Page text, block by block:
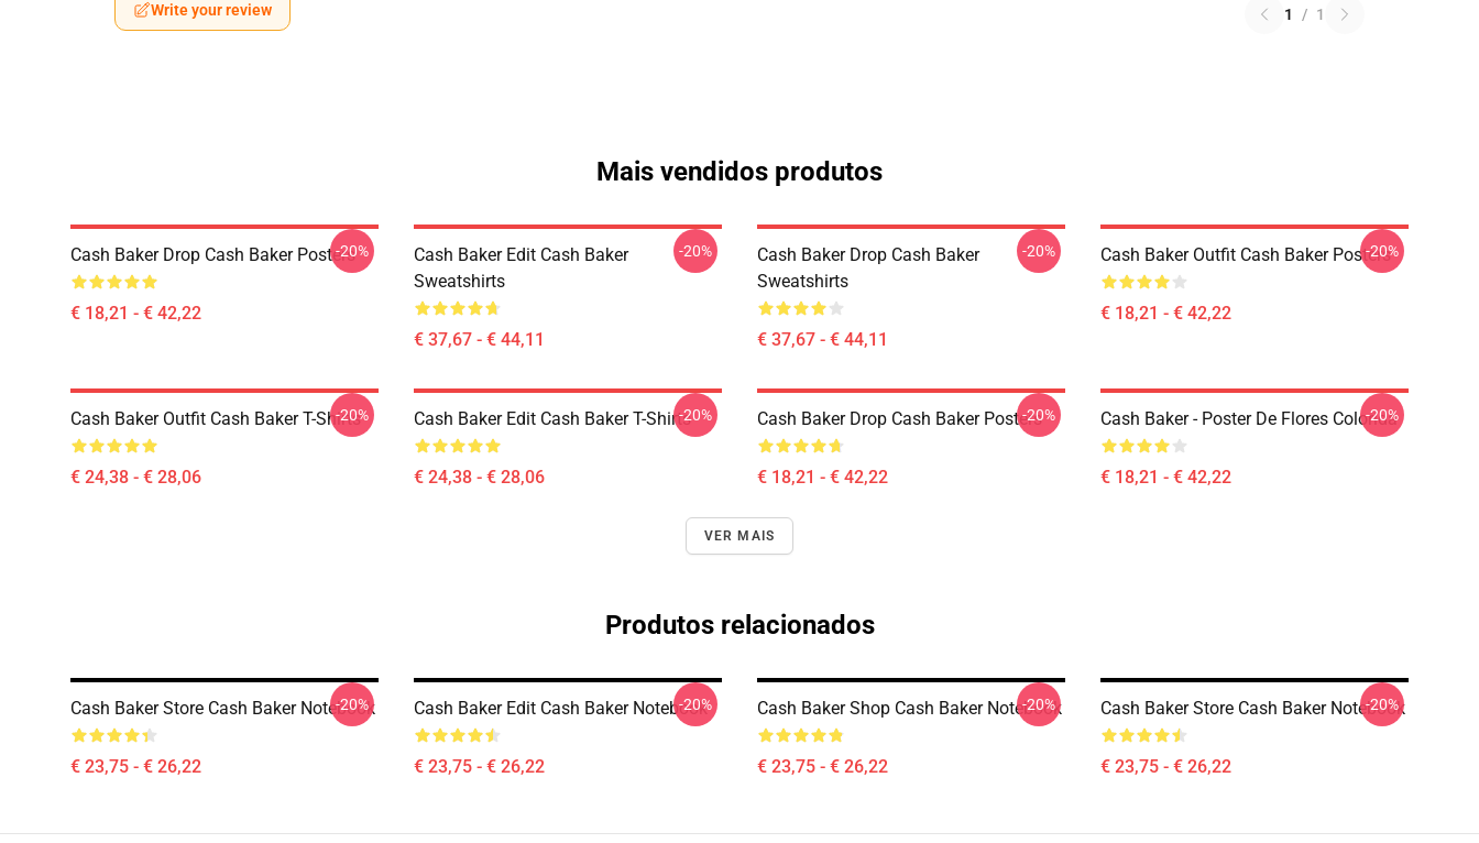
Write your review 1 / 1
Mais vendidos produtos
Cash Baker Drop Cash Baker Posters
€ 18,21 - € 42,22
-20%
Cash Baker Edit Cash Baker
Sweatshirts
€ 37,67 - € 44,11
-20%
Cash Baker Drop Cash Baker
Sweatshirts
€ 37,67 - € 44,11
-20% Cash Baker Outfit Cash Baker Posters
€ 18,21 - € 42,22
-20%
Cash Baker Outfit Cash Baker T-Shirts
€ 24,38 - € 28,06
-20% Cash Baker Edit Cash Baker T-Shirts
€ 24,38 - € 28,06
-20% Cash Baker Drop Cash Baker Posters
€ 18,21 - € 42,22
-20% Cash Baker - Poster De Flores Colorida
€ 18,21 - € 42,22
-20%
VER MAIS
Produtos relacionados
Cash Baker Store Cash Baker Notebook
€ 23,75 - € 26,22
-20% Cash Baker Edit Cash Baker Notebook
€ 23,75 - € 26,22
-20% Cash Baker Shop Cash Baker Notebook
€ 23,75 - € 26,22
-20% Cash Baker Store Cash Baker Notebook
€ 23,75 - € 26,22
-20%